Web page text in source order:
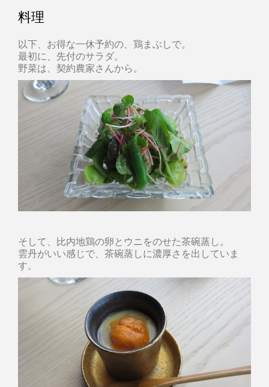
料理
以下、お得な一休予約の、鶏まぶしで。
最初に、先付のサラダ。
野菜は、契約農家さんから。
そして、比内地鶏の卵とウニをのせた茶碗蒸し。
雲丹がいい感じで、茶碗蒸しに濃厚さを出していま
す。